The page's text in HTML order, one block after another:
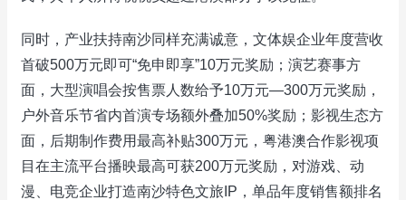
同时，产业扶持南沙同样充满诚意，文体娱企业年度营收
首破500万元即可“免申即享”10万元奖励；演艺赛事方
面，大型演唱会按售票人数给予10万元—300万元奖励，
户外音乐节省内首演专场额外叠加50%奖励；影视生态方
面，后期制作费用最高补贴300万元，粤港澳合作影视项
目在主流平台播映最高可获200万元奖励，对游戏、动
漫、电竞企业打造南沙特色文旅IP，单品年度销售额排名